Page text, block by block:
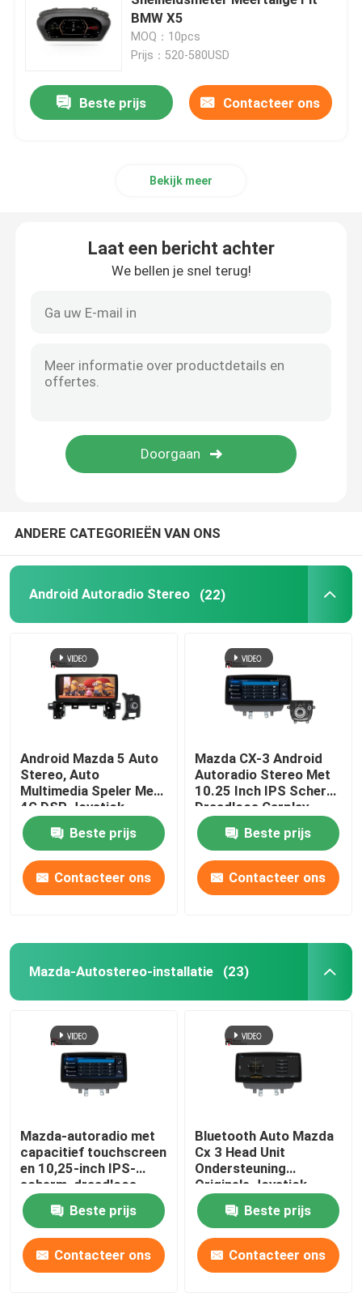
Mazda-Autostereo-installatie
Universele Autostereo-installatie
auto videointerface
Digitale Streepjecluster
BMW X5
MOQ：10pcs
Prijs：520-580USD
Beste prijs Contacteer ons
Bekijk meer
Laat een bericht achter
We bellen je snel terug!
ANDERE CATEGORIEËN VAN ONS
Android Autoradio Stereo (22)
Android Mazda 5 Auto
Stereo, Auto
Multimedia Speler Met
4G DSP Joystick
Beste prijs
Contacteer ons
Mazda CX-3 Android
Autoradio Stereo Met
10.25 Inch IPS Scherm
Draadloos Carplay
Beste prijs
Contacteer ons
Mazda-Autostereo-installatie (23)
Mazda-autoradio met
capacitief touchscreen
en 10,25-inch IPS-
scherm, draadloos
Carplay
Beste prijs
Contacteer ons
Bluetooth Auto Mazda
Cx 3 Head Unit
Ondersteuning
Originele Joystick
Draadloze Carplay 4G
Beste prijs
Contacteer ons